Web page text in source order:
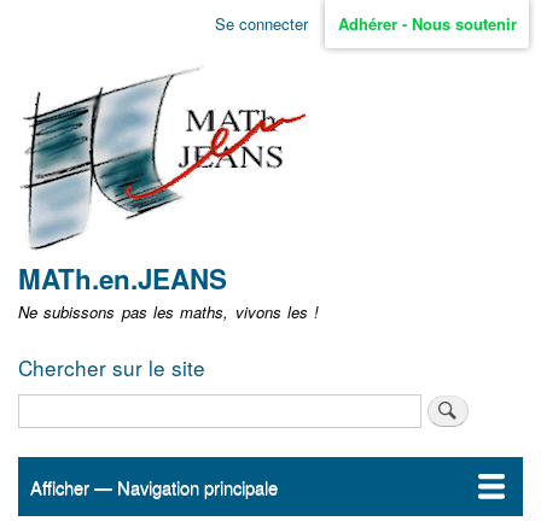
Aller
non
identifié
Se connecter Adhérer - Nous soutenir
MATh.en.JEANS
Ne subissons pas les maths, vivons les !
Chercher sur le site
Navigation
Afficher — Navigation principale